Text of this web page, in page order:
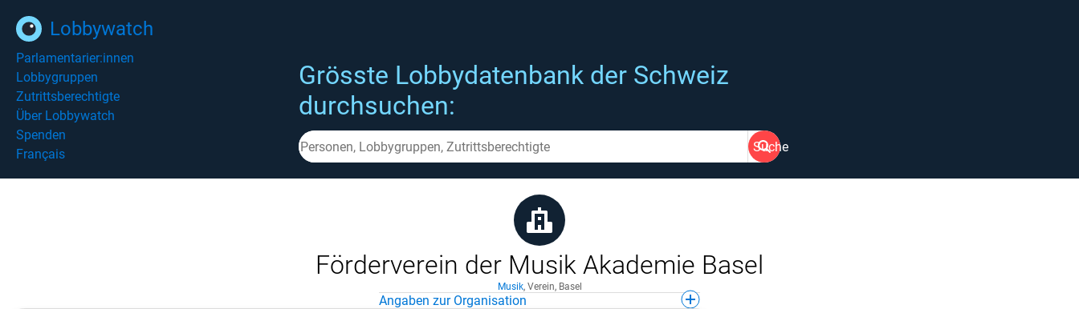
Lobbywatch
Parlamentarier:innen
Lobbygruppen
Zutrittsberechtigte
Über Lobbywatch
Spenden
Français
Grösste Lobbydatenbank der Schweiz
durchsuchen:
Suche
Förderverein der Musik Akademie Basel
Musik, Verein, Basel
Angaben zur Organisation